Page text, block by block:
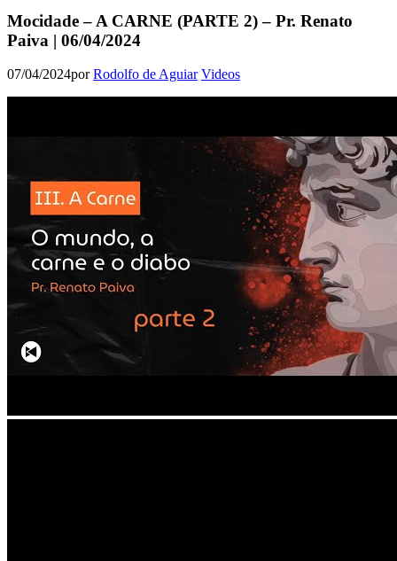
Mocidade – A CARNE (PARTE 2) – Pr. Renato
Paiva | 06/04/2024
07/04/2024porRodolfo de Aguiar Videos